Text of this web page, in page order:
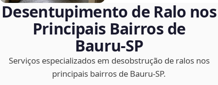
Desentupimento de Ralo nos
Principais Bairros de
Bauru‑SP
Serviços especializados em desobstrução de ralos nos
principais bairros de Bauru‑SP.